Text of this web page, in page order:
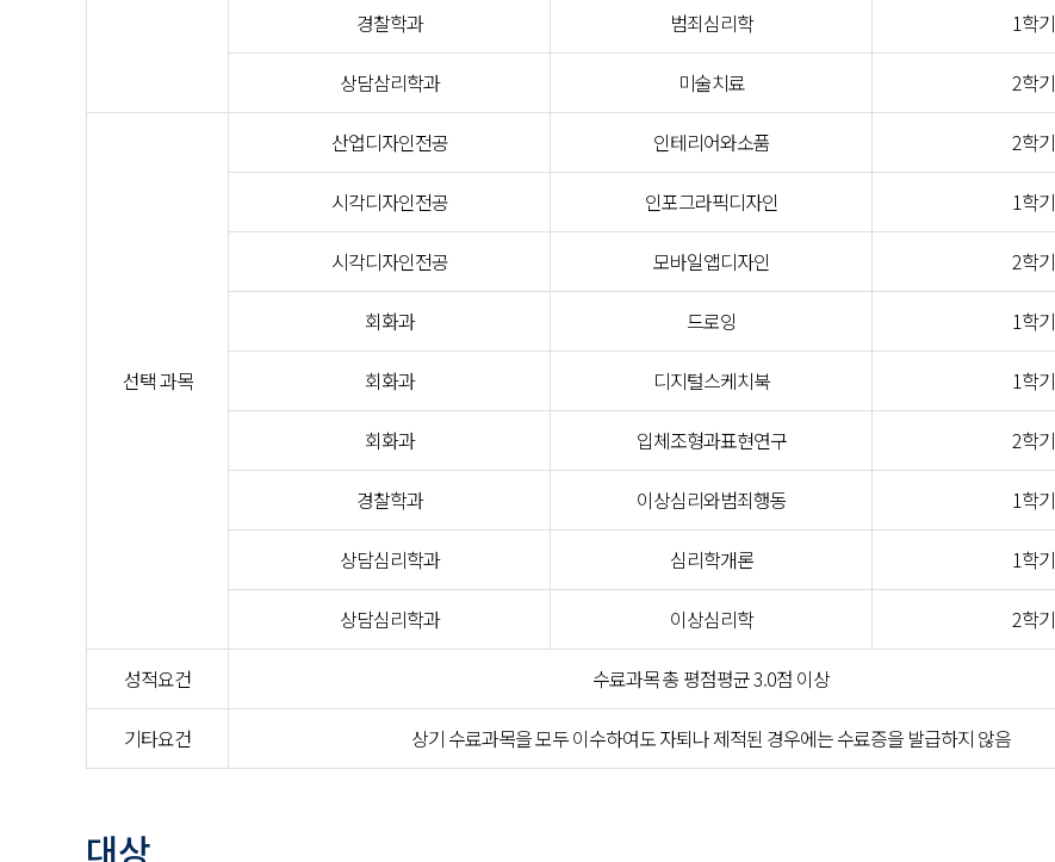
경찰학과 범죄심리학 1학기
상담삼리학과 미술치료 2학기
선택 과목
산업디자인전공 인테리어와소품 2학기
시각디자인전공 인포그라픽디자인 1학기
시각디자인전공 모바일앱디자인 2학기
회화과 드로잉 1학기
회화과 디지털스케치북 1학기
회화과 입체조형과표현연구 2학기
경찰학과 이상심리와범죄행동 1학기
상담심리학과 심리학개론 1학기
상담심리학과 이상심리학 2학기
성적요건 수료과목 총 평점평균 3.0점 이상
기타요건 상기 수료과목을 모두 이수하여도 자퇴나 제적된 경우에는 수료증을 발급하지 않음
대상